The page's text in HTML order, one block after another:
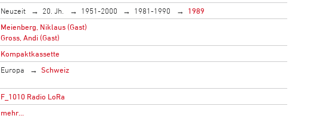
Neuzeit 20. Jh. 1951-2000 1981-1990
1989
Meienberg, Niklaus (Gast)
Gross, Andi (Gast)
Kompaktkassette
Europa Schweiz
F_1010 Radio LoRa
mehr…